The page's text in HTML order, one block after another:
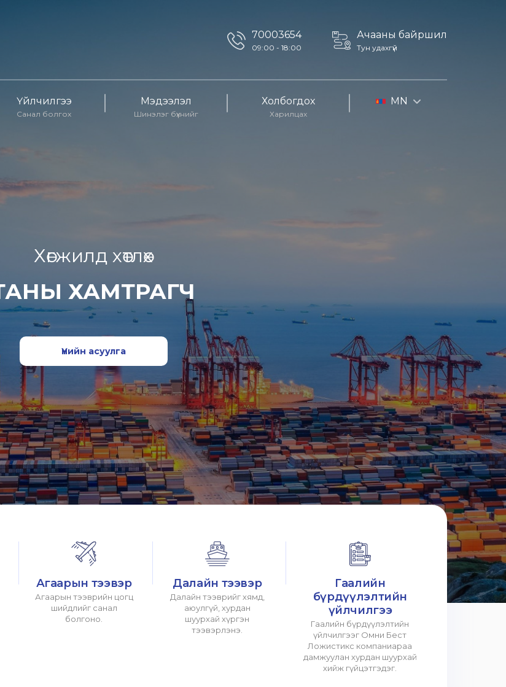
70003654
09:00 - 18:00
Ачааны байршил
Тун удахгүй
Үйлчилгээ
Санал болгох
Мэдээлэл
Шинэлэг бүхнийг
Холбогдох
Харилцах
MN
Хөгжилд хөтлөх
ХАМТРАГЧ
Үнийн асуулга
Агаарын тээвэр
Агаарын тээврийн цогц
шийдлийг санал
болгоно.
Далайн тээвэр
Далайн тээврийг хямд,
аюулгүй, хурдан
шуурхай хүргэн
тээвэрлэнэ.
Гаалийн
бүрдүүлэлтийн
үйлчилгээ
Гаалийн бүрдүүлэлтийн
үйлчилгээг Омни Бест
Ложистикс компаниараа
дамжуулан хурдан шуурхай
хийж гүйцэтгэдэг.